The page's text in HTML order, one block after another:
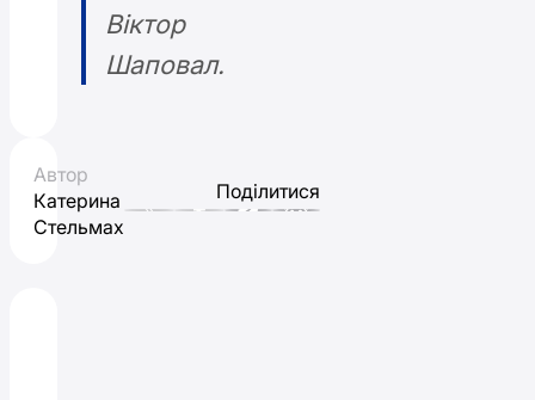
Віктор
Шаповал.
Автор
Катерина
Стельмах
Поділитися